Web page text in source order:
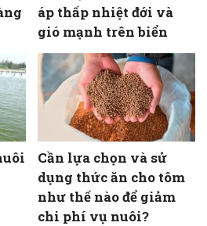
áp thấp nhiệt đới và
gió mạnh trên biển
Cần lựa chọn và sử
dụng thức ăn cho tôm
như thế nào để giảm
chi phí vụ nuôi?